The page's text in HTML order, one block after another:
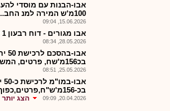
אבו-הבנות עם מוסדי
100מ'ש המירה למנ החב..
15.06.2026, 09:04
אבו מגורים - דוח רבעון 1 לשנת 2026
28.05.2026, 08:34
בכ156מ'שח, פרטים, המשך
25.05.2026, 08:51
בכ-156מ'ש"ח,פרטים,כפוף
20.04.2026, 09:09 הצג יותר